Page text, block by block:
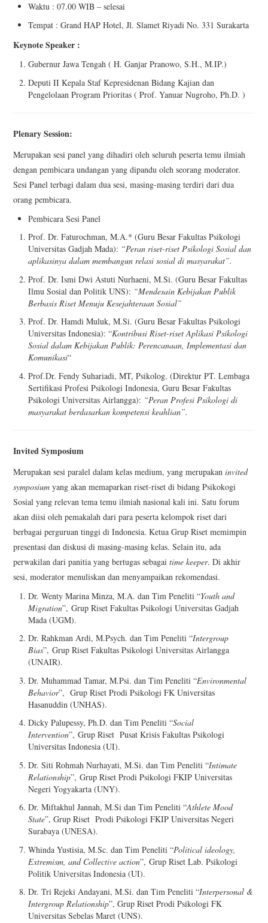
Waktu : 07.00 WIB – selesai
Tempat : Grand HAP Hotel, Jl. Slamet Riyadi No. 331 Surakarta
Keynote Speaker :
Gubernur Jawa Tengah ( H. Ganjar Pranowo, S.H., M.IP.)
Deputi II Kepala Staf Kepresidenan Bidang Kajian dan
Pengelolaan Program Prioritas ( Prof. Yanuar Nugroho, Ph.D. )
Plenary Session:
Merupakan sesi panel yang dihadiri oleh seluruh peserta temu ilmiah
dengan pembicara undangan yang dipandu oleh seorang moderator.
Sesi Panel terbagi dalam dua sesi, masing-masing terdiri dari dua
orang pembicara.
Pembicara Sesi Panel
Prof. Dr. Faturochman, M.A.* (Guru Besar Fakultas Psikologi
Universitas Gadjah Mada): “Peran riset-riset Psikologi Sosial dan
aplikasinya dalam membangun relasi sosial di masyarakat”.
Prof. Dr. Ismi Dwi Astuti Nurhaeni, M.Si. (Guru Besar Fakultas
Ilmu Sosial dan Politik UNS): “Mendesain Kebijakan Publik
Berbasis Riset Menuju Kesejahteraan Sosial”
Prof. Dr. Hamdi Muluk, M.Si. (Guru Besar Fakultas Psikologi
Universitas Indonesia): “Kontribusi Riset-riset Aplikasi Psikologi
Sosial dalam Kebijakan Publik: Perencanaan, Implementasi dan
Komunikasi“
Prof.Dr. Fendy Suhariadi, MT, Psikolog. (Direktur PT. Lembaga
Sertifikasi Profesi Psikologi Indonesia, Guru Besar Fakultas
Psikologi Universitas Airlangga): “Peran Profesi Psikologi di
masyarakat berdasarkan kompetensi keahlian”.
Invited Symposium
Merupakan sesi paralel dalam kelas medium, yang merupakaninvited
symposium yang akan memaparkan riset-riset di bidang Psikokogi
Sosial yang relevan tema temu ilmiah nasional kali ini. Satu forum
akan diisi oleh pemakalah dari para peserta kelompok riset dari
berbagai perguruan tinggi di Indonesia. Ketua Grup Riset memimpin
presentasi dan diskusi di masing-masing kelas. Selain itu, ada
perwakilan dari panitia yang bertugas sebagaitime keeper. Di akhir
sesi, moderator menuliskan dan menyampaikan rekomendasi.
Dr. Wenty Marina Minza, M.A. dan Tim Peneliti “Youth and
Migration”,Grup Riset Fakultas Psikologi Universitas Gadjah
Mada (UGM).
Dr. Rahkman Ardi, M.Psych. dan Tim Peneliti “Intergroup
Bias”,Grup Riset Fakultas Psikologi Universitas Airlangga
(UNAIR).
Dr. Muhammad Tamar, M.Psi. dan Tim Peneliti “Environmental
Behavior”, Grup Riset Prodi Psikologi FK Universitas
Hasanuddin (UNHAS).
Dicky Palupessy, Ph.D. dan Tim Peneliti “Social
Intervention”, Grup Riset Pusat Krisis Fakultas Psikologi
Universitas Indonesia (UI).
Dr. Siti Rohmah Nurhayati, M.Si. dan Tim Peneliti “Intimate
Relationship”, Grup Riset Prodi Psikologi FKIP Universitas
Negeri Yogyakarta (UNY).
Dr. Miftakhul Jannah, M.Si dan Tim Peneliti “Athlete Mood
State”,Grup Riset Prodi Psikologi FKIP Universitas Negeri
Surabaya (UNESA).
Whinda Yustisia, M.Sc. dan Tim Peneliti “Political ideology,
Extremism, and Collective action”, Grup Riset Lab. Psikologi
Politik Universitas Indonesia (UI).
Dr. Tri Rejeki Andayani, M.Si. dan Tim Peneliti “Interpersonal &
Intergroup Relationship”,Grup Riset Prodi Psikologi FK
Universitas Sebelas Maret (UNS).